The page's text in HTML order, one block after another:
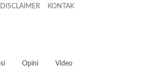
DISCLAIMER KONTAK
Opini Video